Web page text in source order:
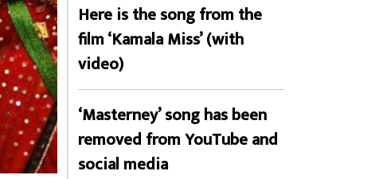
Here is the song from the
film ‘Kamala Miss’ (with
video)
‘Masterney’ song has been
removed from YouTube and
social media